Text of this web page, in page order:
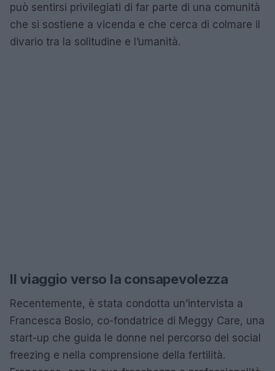
può sentirsi privilegiati di far parte di una comunità
che si sostiene a vicenda e che cerca di colmare il
divario tra la solitudine e l’umanità.
Il viaggio verso la consapevolezza
Recentemente, è stata condotta un’intervista a
Francesca Bosio, co-fondatrice di Meggy Care, una
start-up che guida le donne nel percorso del social
freezing e nella comprensione della fertilità.